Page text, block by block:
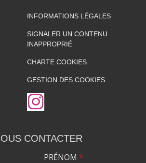
INFORMATIONS LÉGALES
SIGNALER UN CONTENU
INAPPROPRIÉ
CHARTE COOKIES
GESTION DES COOKIES
CONTACTER
PRÉNOM *